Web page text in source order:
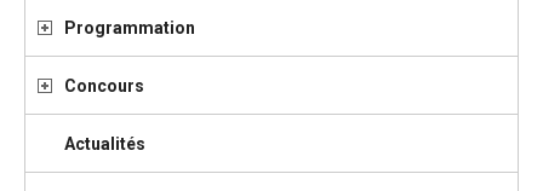
Programmation
Concours
Actualités